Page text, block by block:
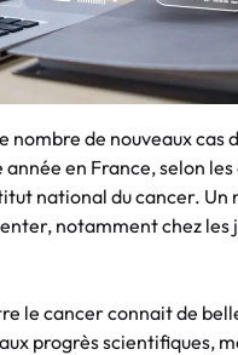
nombre de nouveaux cas
année en France, selon
national du cancer. Un
notamment chez les
le cancer connait de
progrès scientifiques,